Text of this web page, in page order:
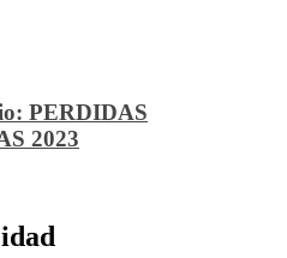
PERDIDAS
2023